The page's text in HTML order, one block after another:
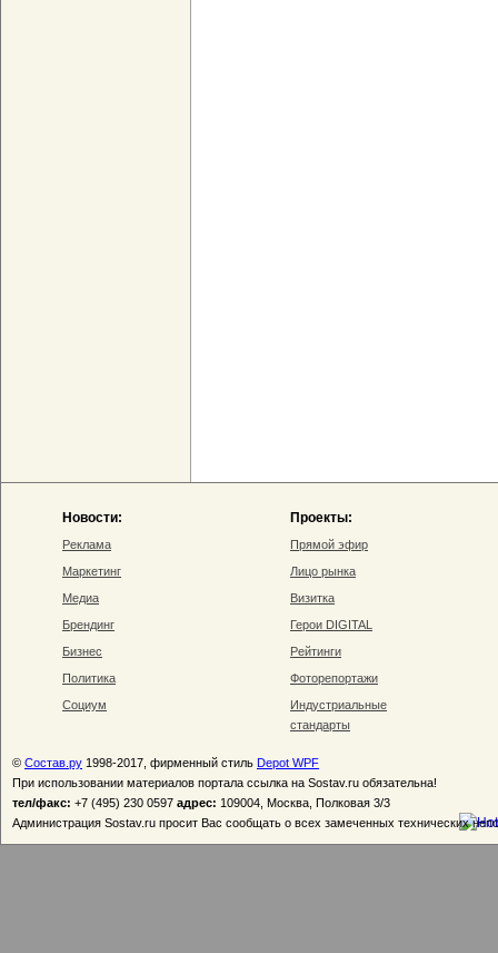
Новости:
Реклама
Маркетинг
Медиа
Брендинг
Бизнес
Политика
Социум
Проекты:
Прямой эфир
Лицо рынка
Визитка
Герои DIGITAL
Рейтинги
Фоторепортажи
Индустриальные
стандарты
© Состав.ру 1998-2017, фирменный стиль Depot WPF
При использовании материалов портала ссылка на Sostav.ru обязательна!
тел/факс: +7 (495) 230 0597 адрес: 109004, Москва, Полковая 3/3
Администрация Sostav.ru просит Вас сообщать о всех замеченных технических